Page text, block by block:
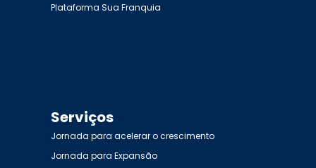
Plataforma Sua Franquia
Serviços
Jornada para acelerar o crescimento
Jornada para Expansão